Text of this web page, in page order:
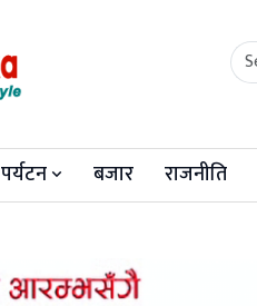
पर्यटन बजार राजनीति